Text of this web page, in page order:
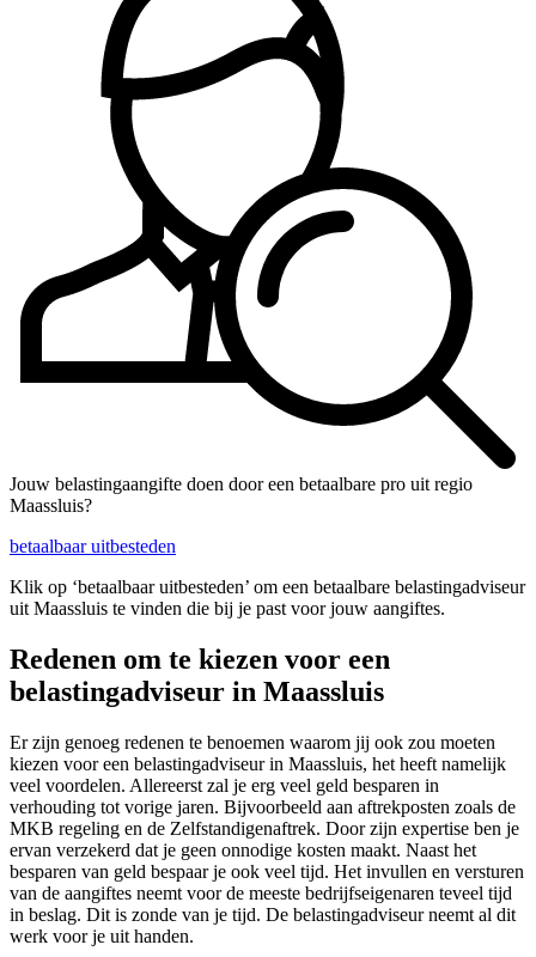
Jouw belastingaangifte doen door een betaalbare pro uit regio
Maassluis?
betaalbaar uitbesteden
Klik op ‘betaalbaar uitbesteden’ om een betaalbare belastingadviseur
uit Maassluis te vinden die bij je past voor jouw aangiftes.
Redenen om te kiezen voor een
belastingadviseur in Maassluis
Er zijn genoeg redenen te benoemen waarom jij ook zou moeten
kiezen voor een belastingadviseur in Maassluis, het heeft namelijk
veel voordelen. Allereerst zal je erg veel geld besparen in
verhouding tot vorige jaren. Bijvoorbeeld aan aftrekposten zoals de
MKB regeling en de Zelfstandigenaftrek. Door zijn expertise ben je
ervan verzekerd dat je geen onnodige kosten maakt. Naast het
besparen van geld bespaar je ook veel tijd. Het invullen en versturen
van de aangiftes neemt voor de meeste bedrijfseigenaren teveel tijd
in beslag. Dit is zonde van je tijd. De belastingadviseur neemt al dit
werk voor je uit handen.